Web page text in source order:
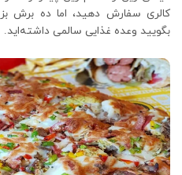
کالری سفارش دهید، اما ده برش
بگویید وعده غذایی سالمی داشته‌اید.